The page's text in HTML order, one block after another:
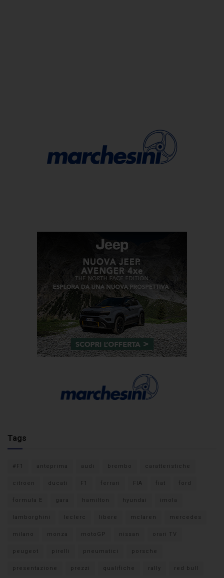
Tags
#F1 anteprima audi brembo caratteristiche
citroen ducati F1 ferrari FIA fiat ford
formula E gara hamilton hyundai imola
lamborghini leclerc libere mclaren mercedes
milano monza motoGP nissan orari TV
peugeot pirelli pneumatici porsche
presentazione prezzi qualifiche rally red bull